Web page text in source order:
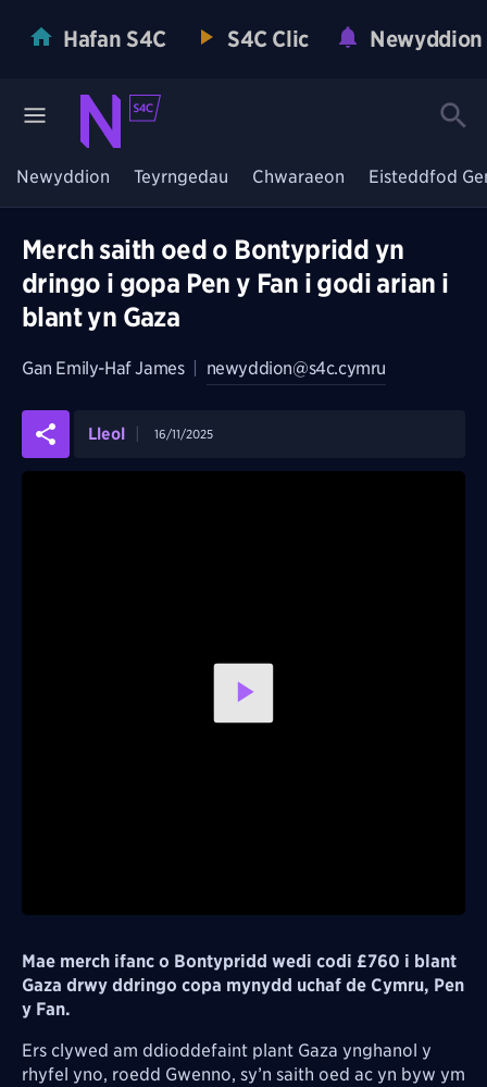
Hafan S4C S4C Clic Newyddion
Newyddion Teyrngedau Chwaraeon Eisteddfod
Merch saith oed o Bontypridd yn
dringo i gopa Pen y Fan i godi arian i
blant yn Gaza
Gan Emily-Haf James newyddion@s4c.cymru
Lleol 16/11/2025
Play
Mae merch ifanc o Bontypridd wedi codi £760 i blant
Gaza drwy ddringo copa mynydd uchaf de Cymru, Pen
y Fan.
Ers clywed am ddioddefaint plant Gaza ynghanol y
rhyfel yno, roedd Gwenno, sy’n saith oed ac yn byw ym